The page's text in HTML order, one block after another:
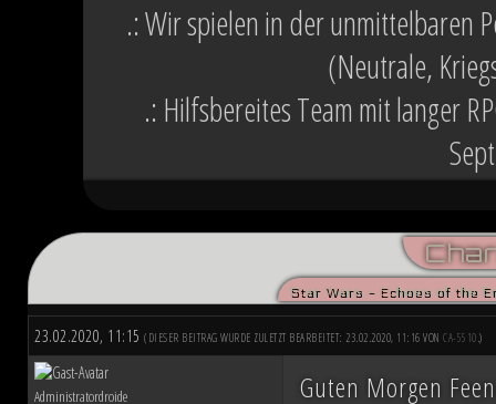
.: Wir spielen in der unmittelbaren
(Neutrale,
.: Hilfsbereites Team mit langer
Star Wars - Echoes of the
23.02.2020, 11:15 (DIESER BEITRAG WURDE ZULETZT BEARBEITET: 23.02.2020, 11:16 VON CA-5510.)
Administratordroide Guten Morgen